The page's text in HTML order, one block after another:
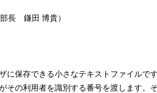
長 鎌田 博貴）
に保存できる小さなテキストファイルで
その利用者を識別する番号を渡します。